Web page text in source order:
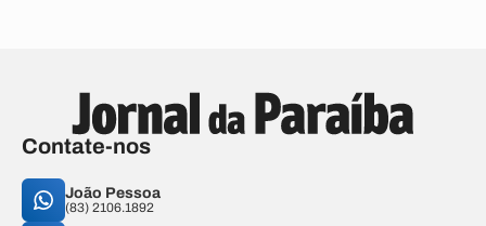
Contate-nos
João Pessoa
(83) 2106.1892